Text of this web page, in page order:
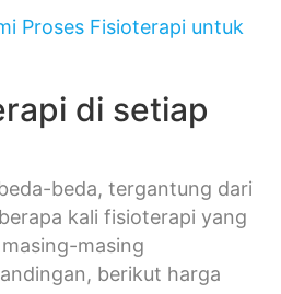
Proses Fisioterapi untuk
di setiap
beda, tergantung dari
kali fisioterapi yang
masing
berikut harga